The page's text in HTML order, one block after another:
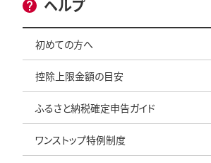
ヘルプ
初めての方へ
控除上限金額の目安
ふるさと納税確定申告ガイド
ワンストップ特例制度